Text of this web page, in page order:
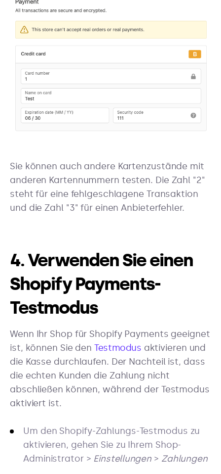
Sie können auch andere Kartenzustände mit
anderen Kartennummern testen. Die Zahl "2"
steht für eine fehlgeschlagene Transaktion
und die Zahl "3" für einen Anbieterfehler.
4. Verwenden Sie einen
Shopify Payments-
Testmodus
Wenn Ihr Shop für Shopify Payments geeignet
ist, können Sie den Testmodus aktivieren und
die Kasse durchlaufen. Der Nachteil ist, dass
die echten Kunden die Zahlung nicht
abschließen können, während der Testmodus
aktiviert ist.
Um den Shopify-Zahlungs-Testmodus zu
aktivieren, gehen Sie zu Ihrem Shop-
Administrator > Einstellungen > Zahlungen